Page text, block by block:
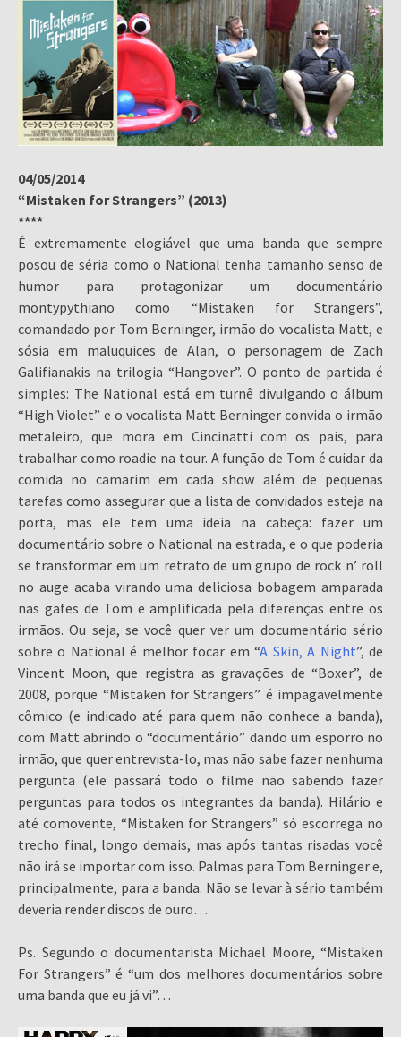
04/05/2014
“Mistaken for Strangers” (2013)
****
É extremamente elogiável que uma banda que sempre
posou de séria como o National tenha tamanho senso de
humor para protagonizar um documentário
montypythiano como “Mistaken for Strangers”,
comandado por Tom Berninger, irmão do vocalista Matt, e
sósia em maluquices de Alan, o personagem de Zach
Galifianakis na trilogia “Hangover”. O ponto de partida é
simples: The National está em turnê divulgando o álbum
“High Violet” e o vocalista Matt Berninger convida o irmão
metaleiro, que mora em Cincinatti com os pais, para
trabalhar como roadie na tour. A função de Tom é cuidar da
comida no camarim em cada show além de pequenas
tarefas como assegurar que a lista de convidados esteja na
porta, mas ele tem uma ideia na cabeça: fazer um
documentário sobre o National na estrada, e o que poderia
se transformar em um retrato de um grupo de rock n’ roll
no auge acaba virando uma deliciosa bobagem amparada
nas gafes de Tom e amplificada pela diferenças entre os
irmãos. Ou seja, se você quer ver um documentário sério
sobre o National é melhor focar em “A Skin, A Night”, de
Vincent Moon, que registra as gravações de “Boxer”, de
2008, porque “Mistaken for Strangers” é impagavelmente
cômico (e indicado até para quem não conhece a banda),
com Matt abrindo o “documentário” dando um esporro no
irmão, que quer entrevista-lo, mas não sabe fazer nenhuma
pergunta (ele passará todo o filme não sabendo fazer
perguntas para todos os integrantes da banda). Hilário e
até comovente, “Mistaken for Strangers” só escorrega no
trecho final, longo demais, mas após tantas risadas você
não irá se importar com isso. Palmas para Tom Berninger e,
principalmente, para a banda. Não se levar à sério também
deveria render discos de ouro…
Ps. Segundo o documentarista Michael Moore, “Mistaken
For Strangers” é “um dos melhores documentários sobre
uma banda que eu já vi”…